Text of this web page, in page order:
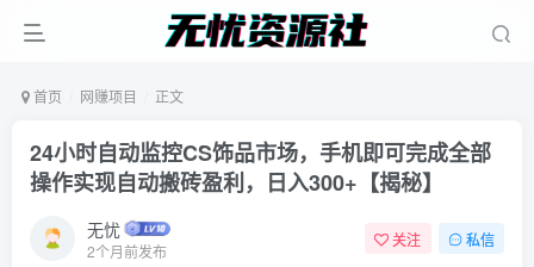
首页 网赚项目 正文
24小时自动监控CS饰品市场，手机即可完成全部
操作实现自动搬砖盈利，日入300+【揭秘】
无忧
2个月前发布
关注 私信